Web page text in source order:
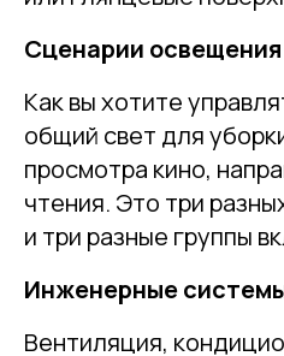
Сценарии освещения
Как вы хотите
общий свет для
просмотра кино,
чтения. Это три
и три разные группы
Инженерные
Вентиляция,